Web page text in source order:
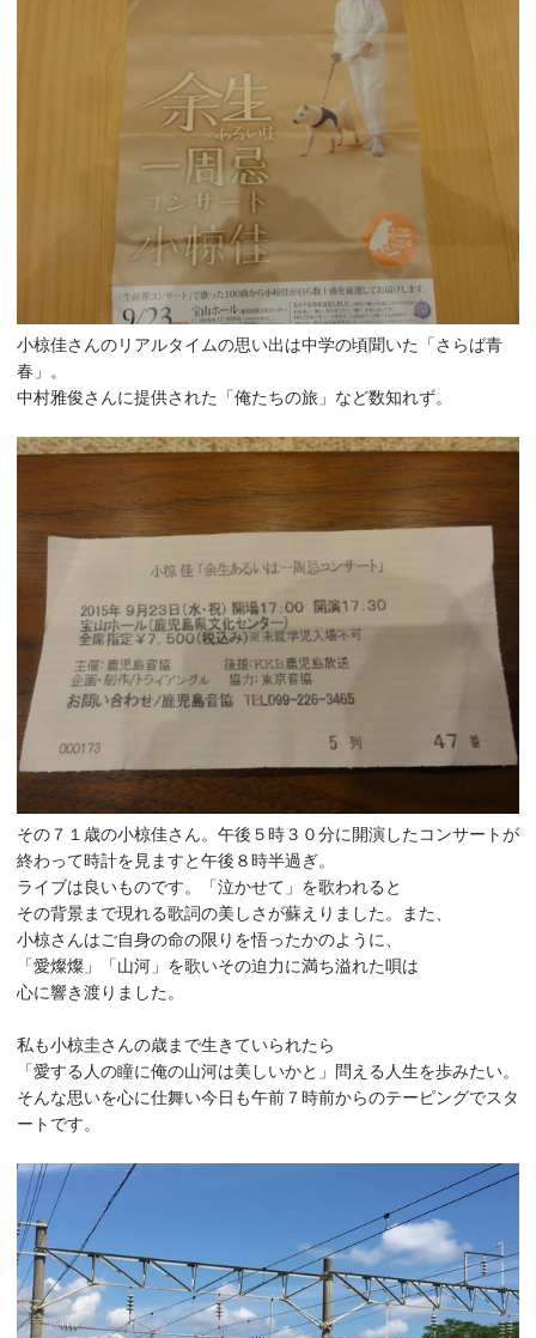
小椋佳さんのリアルタイムの思い出は中学の頃聞いた「さらば青
春」。
中村雅俊さんに提供された「俺たちの旅」など数知れず。
その７１歳の小椋佳さん。午後５時３０分に開演したコンサートが
終わって時計を見ますと午後８時半過ぎ。
ライブは良いものです。「泣かせて」を歌われると
その背景まで現れる歌詞の美しさが蘇えりました。また、
小椋さんはご自身の命の限りを悟ったかのように、
「愛燦燦」「山河」を歌いその迫力に満ち溢れた唄は
心に響き渡りました。
私も小椋圭さんの歳まで生きていられたら
「愛する人の瞳に俺の山河は美しいかと」問える人生を歩みたい。
そんな思いを心に仕舞い今日も午前７時前からのテーピングでスタ
ートです。